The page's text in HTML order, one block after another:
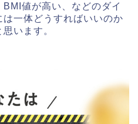
値が高い、などのダイ
一体どうすればいいのか
います。